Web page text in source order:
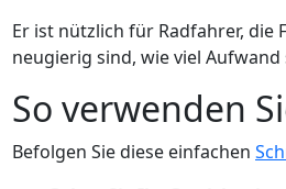
Er ist nützlich für Radfahrer, die
neugierig sind, wie viel
So verwenden
Befolgen Sie diese einfachen